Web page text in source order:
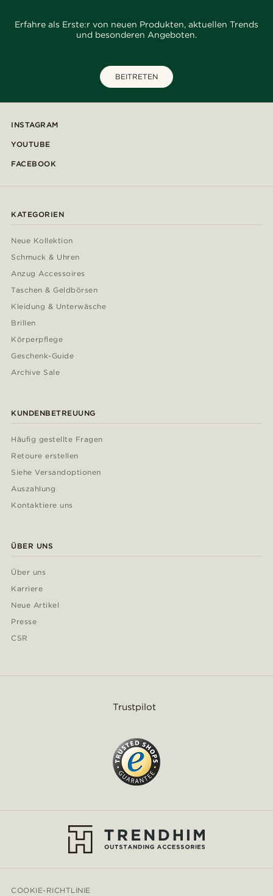
Erfahre als Erste:r von neuen Produkten, aktuellen Trends
und besonderen Angeboten.
BEITRETEN
INSTAGRAM
YOUTUBE
FACEBOOK
KATEGORIEN
Neue Kollektion
Schmuck & Uhren
Anzug Accessoires
Taschen & Geldbörsen
Kleidung & Unterwäsche
Brillen
Körperpflege
Geschenk-Guide
Archive Sale
KUNDENBETREUUNG
Häufig gestellte Fragen
Retoure erstellen
Siehe Versandoptionen
Auszahlung
Kontaktiere uns
ÜBER UNS
Über uns
Karriere
Neue Artikel
Presse
CSR
Trustpilot
COOKIE-RICHTLINIE